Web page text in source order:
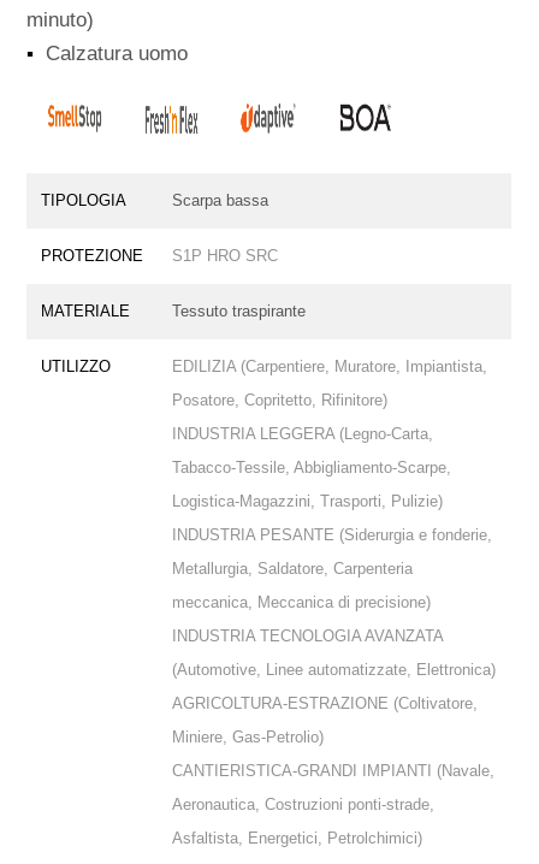
minuto)
▪ Calzatura uomo
TIPOLOGIA Scarpa bassa
PROTEZIONE S1P HRO SRC
MATERIALE Tessuto traspirante
UTILIZZO
EDILIZIA (Carpentiere, Muratore, Impiantista,
Posatore, Copritetto, Rifinitore)
INDUSTRIA LEGGERA (Legno-Carta,
Tabacco-Tessile, Abbigliamento-Scarpe,
Logistica-Magazzini, Trasporti, Pulizie)
INDUSTRIA PESANTE (Siderurgia e fonderie,
Metallurgia, Saldatore, Carpenteria
meccanica, Meccanica di precisione)
INDUSTRIA TECNOLOGIA AVANZATA
(Automotive, Linee automatizzate, Elettronica)
AGRICOLTURA-ESTRAZIONE (Coltivatore,
Miniere, Gas-Petrolio)
CANTIERISTICA-GRANDI IMPIANTI (Navale,
Aeronautica, Costruzioni ponti-strade,
Asfaltista, Energetici, Petrolchimici)